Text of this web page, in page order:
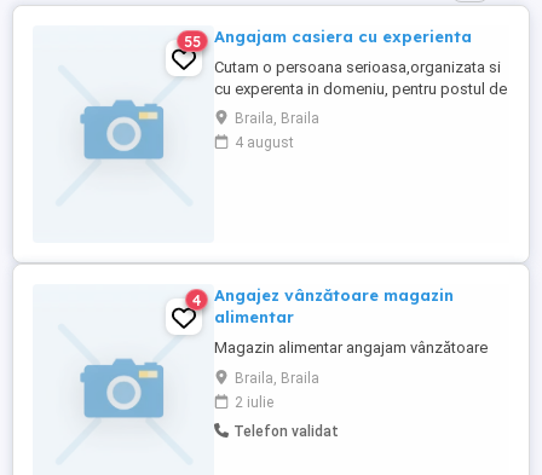
55 Angajam casiera cu experienta
Cutam o persoana serioasa,organizata si
cu experenta in domeniu, pentru postul de
casiera si Lucratoar comercial intr-un
mediu de lucru stabil si placut. Cerinte:
Experienta in domeniu ( minim 1 an)
Braila, Braila
4 august
4
Angajez vânzătoare magazin
alimentar
Magazin alimentar angajam vânzătoare
Braila, Braila
2 iulie
Telefon validat